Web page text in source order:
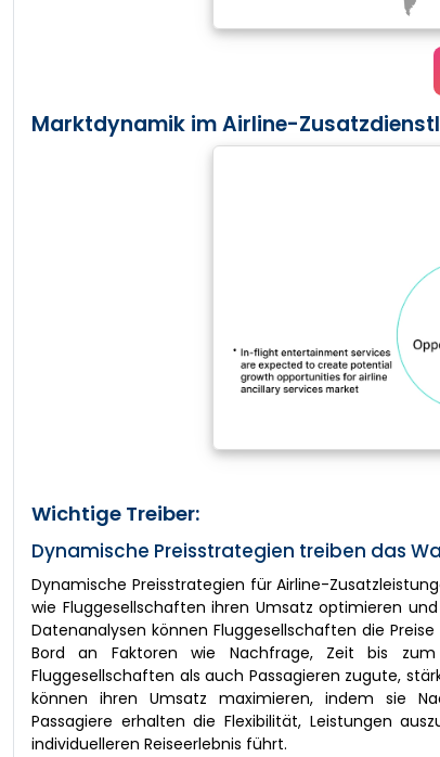
Marktdynamik im Airline-
Wichtige Treiber:
Dynamische Preisstrategien treiben das
Dynamische Preisstrategien für Airline-
wie Fluggesellschaften ihren Umsatz optimieren
Datenanalysen können Fluggesellschaften die
Bord an Faktoren wie Nachfrage, Zeit bis
Fluggesellschaften als auch Passagieren zugute,
können ihren Umsatz maximieren, indem sie
Passagiere erhalten die Flexibilität, Leistungen
individuelleren Reiseerlebnis führt.